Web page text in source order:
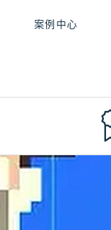
案例中心